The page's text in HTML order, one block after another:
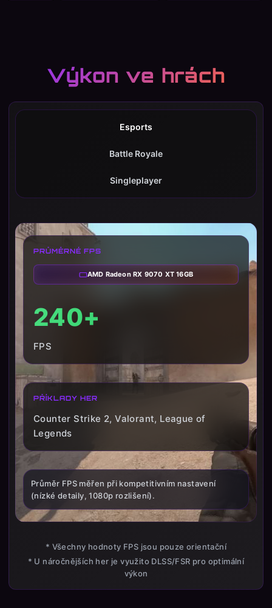
Výkon ve hrách
Esports
Battle Royale
Singleplayer
PRŮMĚRNÉ FPS
AMD Radeon RX 9070 XT 16GB
240+
FPS
PŘÍKLADY HER
Counter Strike 2, Valorant, League of
Legends
Průměr FPS měřen při kompetitivním nastavení
(nízké detaily, 1080p rozlišení).
* Všechny hodnoty FPS jsou pouze orientační
* U náročnějších her je využito DLSS/FSR pro optimální
výkon